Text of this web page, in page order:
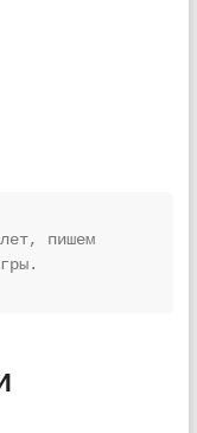
пишем